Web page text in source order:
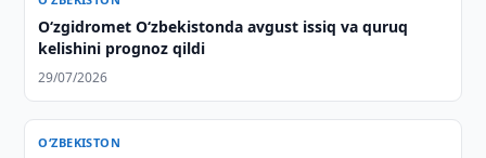
O‘zgidromet O‘zbekistonda avgust issiq va quruq
kelishini prognoz qildi
29/07/2026
O‘ZBEKISTON